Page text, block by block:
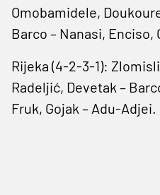
Omobamidele,
Barco – Nanasi, Enciso,
Rijeka (4-2-3-1):
Radeljić, Devetak –
Fruk, Gojak – Adu-Adjei.